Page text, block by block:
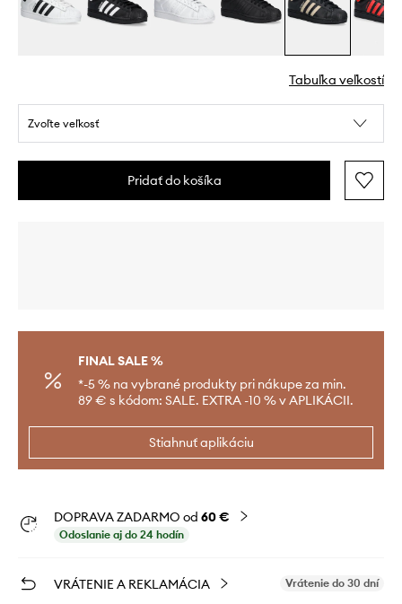
Tabuľka veľkostí
Zvoľte veľkosť
Pridať do košíka
FINAL SALE %
*-5 % na vybrané produkty pri nákupe za min.
89 € s kódom: SALE. EXTRA -10 % v APLIKÁCII.
Stiahnuť aplikáciu
DOPRAVA ZADARMO od 60 €
Odoslanie aj do 24 hodín
VRÁTENIE A REKLAMÁCIA Vrátenie do 30 dní